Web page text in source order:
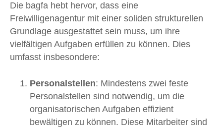
Die bagfa hebt hervor, dass eine
Freiwilligenagentur mit einer soliden strukturellen
Grundlage ausgestattet sein muss, um ihre
vielfältigen Aufgaben erfüllen zu können. Dies
umfasst insbesondere:
Personalstellen: Mindestens zwei feste
Personalstellen sind notwendig, um die
organisatorischen Aufgaben effizient
bewältigen zu können. Diese Mitarbeiter sind